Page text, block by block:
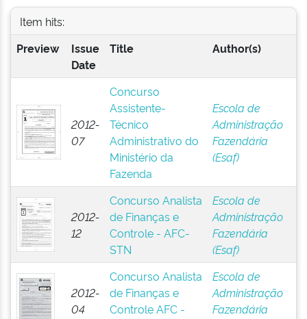
Item hits:
Preview
Issue
Date
Title Author(s)
2012-
07
Concurso
Assistente-
Técnico
Administrativo do
Ministério da
Fazenda
Escola de
Administração
Fazendária
(Esaf)
2012-
12
Concurso Analista
de Finanças e
Controle - AFC-
STN
Escola de
Administração
Fazendária
(Esaf)
2012-
04
Concurso Analista
de Finanças e
Controle AFC -
Escola de
Administração
Fazendária